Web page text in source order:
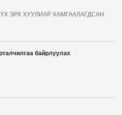
ЭРХ ХУУЛИАР ХАМГААЛАГДСАН.
байрлуулах